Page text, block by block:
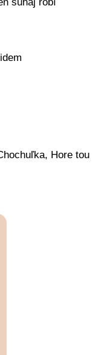
Hore tou